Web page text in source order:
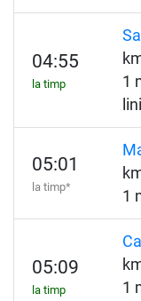
04:55
la timp
1
05:01
la timp*
1
05:09
la timp
1